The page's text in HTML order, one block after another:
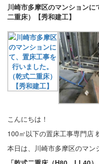
川崎市多摩区のマンション
二重床）【秀和建工】
こんにちは！
100㎡以下の置床工事専門店
本日は、川崎市多摩区のマン